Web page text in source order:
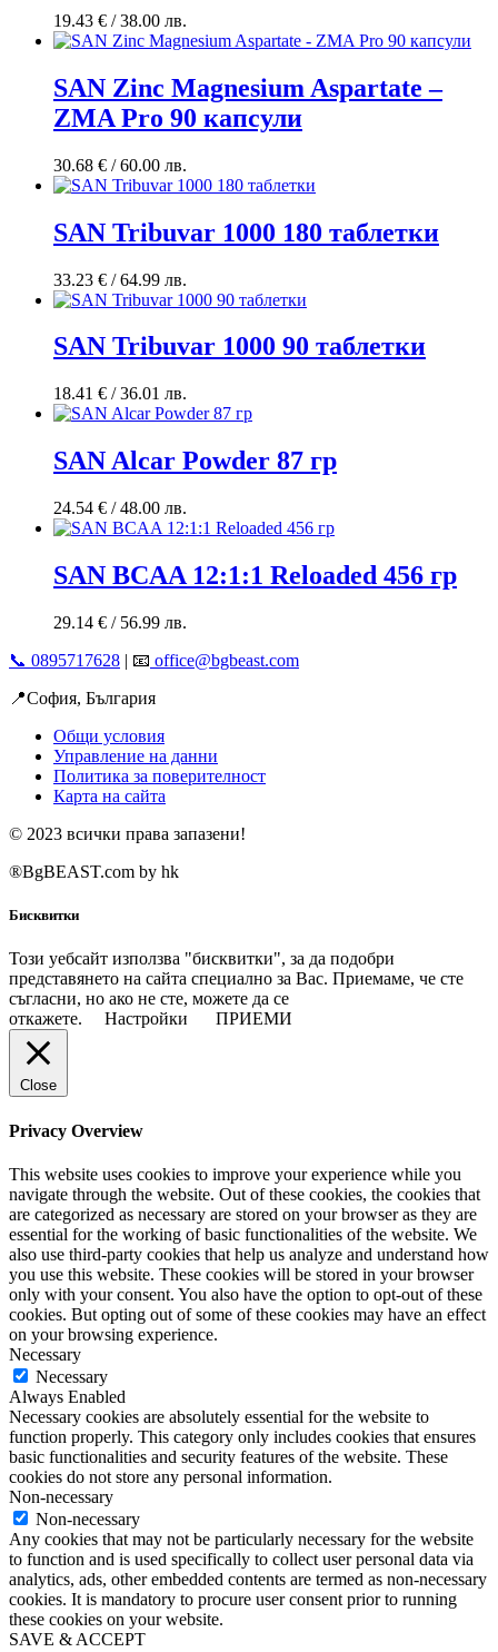
19.43 € / 38.00 лв.
SAN Zinc Magnesium Aspartate –
ZMA Pro 90 капсули
30.68 € / 60.00 лв.
SAN Tribuvar 1000 180 таблетки
33.23 € / 64.99 лв.
SAN Tribuvar 1000 90 таблетки
18.41 € / 36.01 лв.
SAN Alcar Powder 87 гр
24.54 € / 48.00 лв.
SAN BCAA 12:1:1 Reloaded 456 гр
29.14 € / 56.99 лв.
📞 0895717628 | 📧 office@bgbeast.com
📍София, България
Общи условия
Управление на данни
Политика за поверителност
Карта на сайта
© 2023 всички права запазени!
®BgBEAST.com by hk
Бисквитки
Този уебсайт използва "бисквитки", за да подобри
представянето на сайта специално за Вас. Приемаме, че сте
съгласни, но ако не сте, можете да се
откажете.
Настройки ПРИЕМИ
Close
Privacy Overview
This website uses cookies to improve your experience while you
navigate through the website. Out of these cookies, the cookies that
are categorized as necessary are stored on your browser as they are
essential for the working of basic functionalities of the website. We
also use third-party cookies that help us analyze and understand how
you use this website. These cookies will be stored in your browser
only with your consent. You also have the option to opt-out of these
cookies. But opting out of some of these cookies may have an effect
on your browsing experience.
Necessary
Necessary
Always Enabled
Necessary cookies are absolutely essential for the website to
function properly. This category only includes cookies that ensures
basic functionalities and security features of the website. These
cookies do not store any personal information.
Non-necessary
Non-necessary
Any cookies that may not be particularly necessary for the website
to function and is used specifically to collect user personal data via
analytics, ads, other embedded contents are termed as non-necessary
cookies. It is mandatory to procure user consent prior to running
these cookies on your website.
SAVE & ACCEPT